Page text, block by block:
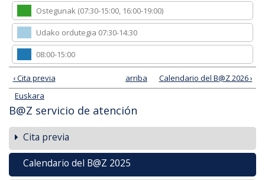
Ostegunak (07:30-15:00, 16:00-19:00)
Udako ordutegia 07:30-14:30
08:00-15:00
‹ Cita previa arriba
Calendario del B@Z 2026 ›
Euskara
B@Z servicio de atención
Cita previa
Calendario del B@Z 2025